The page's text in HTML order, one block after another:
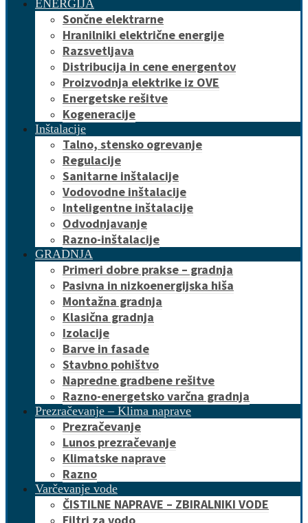
ENERGIJA
Sončne elektrarne
Hranilniki električne energije
Razsvetljava
Distribucija in cene energentov
Proizvodnja elektrike iz OVE
Energetske rešitve
Kogeneracije
Inštalacije
Talno, stensko ogrevanje
Regulacije
Sanitarne inštalacije
Vodovodne inštalacije
Inteligentne inštalacije
Odvodnjavanje
Razno-inštalacije
GRADNJA
Primeri dobre prakse – gradnja
Pasivna in nizkoenergijska hiša
Montažna gradnja
Klasična gradnja
Izolacije
Barve in fasade
Stavbno pohištvo
Napredne gradbene rešitve
Razno-energetsko varčna gradnja
Prezračevanje – Klima naprave
Prezračevanje
Lunos prezračevanje
Klimatske naprave
Razno
Varčevanje vode
ČISTILNE NAPRAVE – ZBIRALNIKI VODE